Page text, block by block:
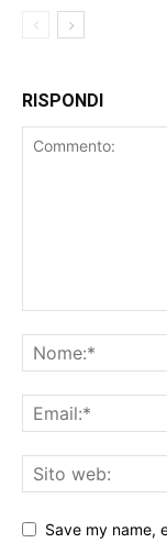
RISPONDI
Save my name,